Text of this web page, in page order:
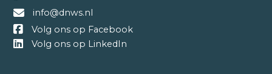
info@dnws.nl
Volg ons op Facebook
Volg ons op LinkedIn